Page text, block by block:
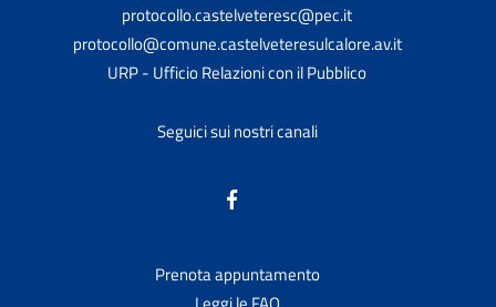
protocollo.castelveteresc@pec.it
protocollo@comune.castelveteresulcalore.av.it
URP - Ufficio Relazioni con il Pubblico
Seguici sui nostri canali
Prenota appuntamento